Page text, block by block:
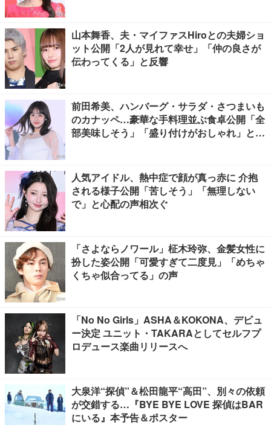
山本舞香、夫・マイファスHiroとの夫婦ショ
ット公開「2人が見れて幸せ」「仲の良さが
伝わってくる」と反響
前田希美、ハンバーグ・サラダ・さつまいも
のカナッペ…豪華な手料理並ぶ食卓公開「全
部美味しそう」「盛り付けがおしゃれ」と絶
人気アイドル、熱中症で顔が真っ赤に 介抱
される様子公開「苦しそう」「無理しない
で」と心配の声相次ぐ
「さよならノワール」柾木玲弥、金髪女性に
扮した姿公開「可愛すぎて二度見」「めちゃ
くちゃ似合ってる」の声
「No No Girls」ASHA＆KOKONA、デビュ
ー決定 ユニット・TAKARAとしてセルフプ
ロデュース楽曲リリースへ
大泉洋“探偵”＆松田龍平“高田”、別々の依頼
が交錯する…『BYE BYE LOVE 探偵はBAR
にいる』本予告＆ポスター